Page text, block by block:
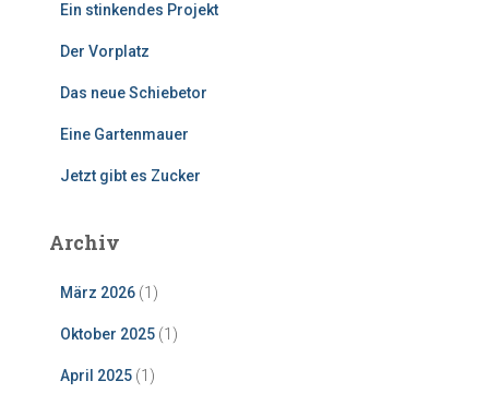
Ein stinkendes Projekt
Der Vorplatz
Das neue Schiebetor
Eine Gartenmauer
Jetzt gibt es Zucker
Archiv
März 2026 (1)
Oktober 2025 (1)
April 2025 (1)